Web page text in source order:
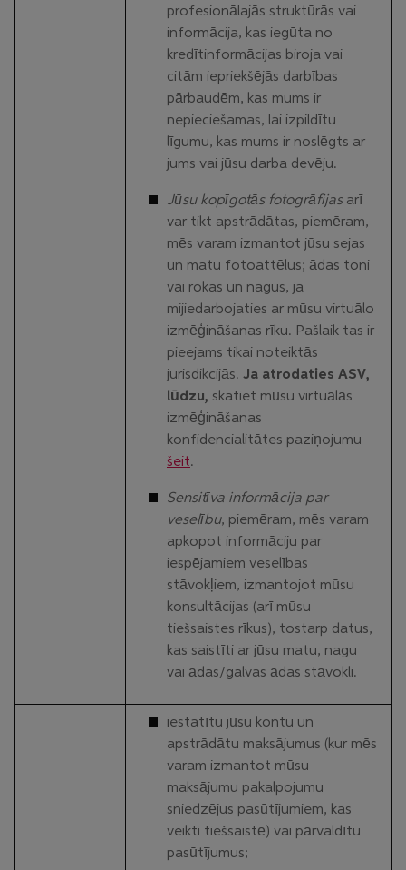
profesionālajās struktūrās vai
informācija, kas iegūta no
kredītinformācijas biroja vai
citām iepriekšējās darbības
pārbaudēm, kas mums ir
nepieciešamas, lai izpildītu
līgumu, kas mums ir noslēgts ar
jums vai jūsu darba devēju.
Jūsu kopīgotās fotogrāfijasarī
var tikt apstrādātas, piemēram,
mēs varam izmantot jūsu sejas
un matu fotoattēlus; ādas toni
vai rokas un nagus, ja
mijiedarbojaties ar mūsu virtuālo
izmēģināšanas rīku. Pašlaik tas ir
pieejams tikai noteiktās
jurisdikcijās. Ja atrodaties ASV,
lūdzu, skatiet mūsu virtuālās
izmēģināšanas
konfidencialitātes paziņojumu
šeit.
Sensitīva informācija par
veselību, piemēram, mēs varam
apkopot informāciju par
iespējamiem veselības
stāvokļiem, izmantojot mūsu
konsultācijas (arī mūsu
tiešsaistes rīkus), tostarp datus,
kas saistīti ar jūsu matu, nagu
vai ādas/galvas ādas stāvokli.
iestatītu jūsu kontu un
apstrādātu maksājumus (kur mēs
varam izmantot mūsu
maksājumu pakalpojumu
sniedzējus pasūtījumiem, kas
veikti tiešsaistē) vai pārvaldītu
pasūtījumus;